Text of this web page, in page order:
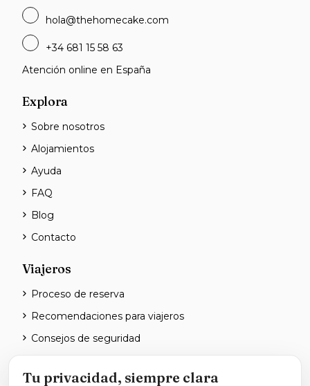
Tu privacidad, siempre clara
hola@thehomecake.com
+34 681 15 58 63
Atención online en España
Explora
Sobre nosotros
Alojamientos
Ayuda
FAQ
Blog
Contacto
Viajeros
Proceso de reserva
Recomendaciones para viajeros
Consejos de seguridad
Anfitriones